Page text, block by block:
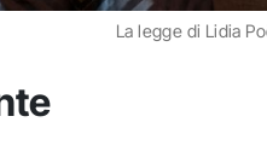
La legge di Lidia